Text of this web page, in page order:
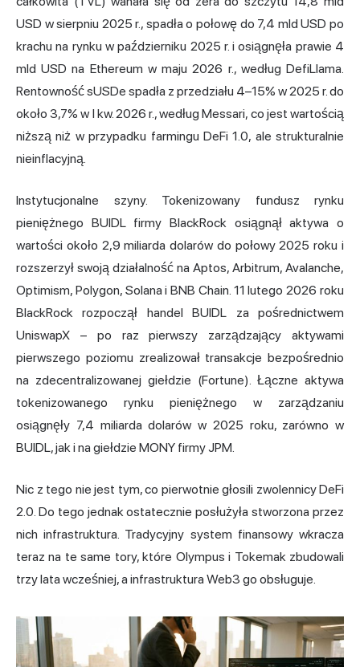
USD w sierpniu 2025 r., spadła o połowę do 7,4 mld USD po
krachu na rynku w październiku 2025 r. i osiągnęła prawie 4
mld USD na Ethereum w maju 2026 r., według DefiLlama.
Rentowność sUSDe spadła z przedziału 4–15% w 2025 r. do
około 3,7% w I kw. 2026 r., według Messari, co jest wartością
niższą niż w przypadku farmingu DeFi 1.0, ale strukturalnie
nieinflacyjną.
Instytucjonalne szyny. Tokenizowany fundusz rynku
pieniężnego BUIDL firmy BlackRock osiągnął aktywa o
wartości około 2,9 miliarda dolarów do połowy 2025 roku i
rozszerzył swoją działalność na Aptos, Arbitrum, Avalanche,
Optimism, Polygon, Solana i BNB Chain. 11 lutego 2026 roku
BlackRock rozpoczął handel BUIDL za pośrednictwem
UniswapX – po raz pierwszy zarządzający aktywami
pierwszego poziomu zrealizował transakcje bezpośrednio
na zdecentralizowanej giełdzie (Fortune). Łączne aktywa
tokenizowanego rynku pieniężnego w zarządzaniu
osiągnęły 7,4 miliarda dolarów w 2025 roku, zarówno w
BUIDL, jak i na giełdzie MONY firmy JPM.
Nic z tego nie jest tym, co pierwotnie głosili zwolennicy DeFi
2.0. Do tego jednak ostatecznie posłużyła stworzona przez
nich infrastruktura. Tradycyjny system finansowy wkracza
teraz na te same tory, które Olympus i Tokemak zbudowali
trzy lata wcześniej, a infrastruktura Web3 go obsługuje.